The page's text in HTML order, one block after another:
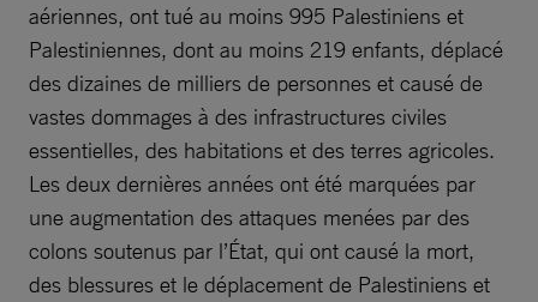
aériennes, ont tué au moins 995 Palestiniens et
Palestiniennes, dont au moins 219 enfants, déplacé
des dizaines de milliers de personnes et causé de
vastes dommages à des infrastructures civiles
essentielles, des habitations et des terres agricoles.
Les deux dernières années ont été marquées par
une augmentation des attaques menées par des
colons soutenus par l’État, qui ont causé la mort,
des blessures et le déplacement de Palestiniens et